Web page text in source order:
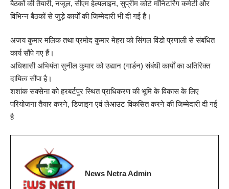
बैठकों की तैयारी, नजूल, सीएम हेल्पलाइन, सुप्रीम कोर्ट मॉनिटरिंग कमेटी और
विभिन्न बैठकों से जुड़े कार्यों की जिम्मेदारी भी दी गई है।
अजय कुमार मलिक तथा प्रमोद कुमार मेहरा को सिंगल विंडो प्रणाली से संबंधित
कार्य सौंपे गए हैं।
अधिशासी अभियंता सुनील कुमार को उद्यान (गार्डन) संबंधी कार्यों का अतिरिक्त
दायित्व सौंपा है।
शशांक सक्सेना को हरबर्टपुर स्थित प्राधिकरण की भूमि के विकास के लिए
परियोजना तैयार करने, डिजाइन एवं लेआउट विकसित करने की जिम्मेदारी दी गई
है
News Netra Admin